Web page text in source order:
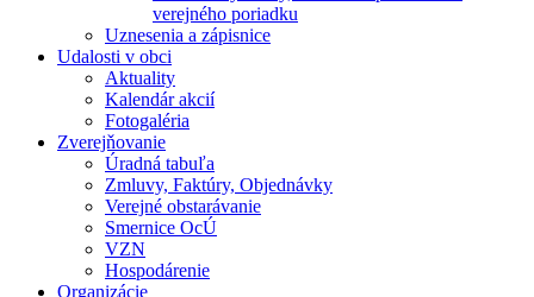
verejného poriadku
Uznesenia a zápisnice
Udalosti v obci
Aktuality
Kalendár akcií
Fotogaléria
Zverejňovanie
Úradná tabuľa
Zmluvy, Faktúry, Objednávky
Verejné obstarávanie
Smernice OcÚ
VZN
Hospodárenie
Organizácie